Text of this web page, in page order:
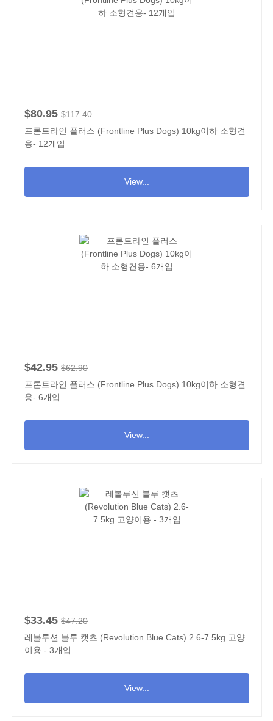
$80.95 $117.40
프론트라인 플러스 (Frontline Plus Dogs) 10kg이하 소형견
용- 12개입
View...
$42.95 $62.90
프론트라인 플러스 (Frontline Plus Dogs) 10kg이하 소형견
용- 6개입
View...
$33.45 $47.20
레볼루션 블루 캣츠 (Revolution Blue Cats) 2.6-7.5kg 고양
이용 - 3개입
View...